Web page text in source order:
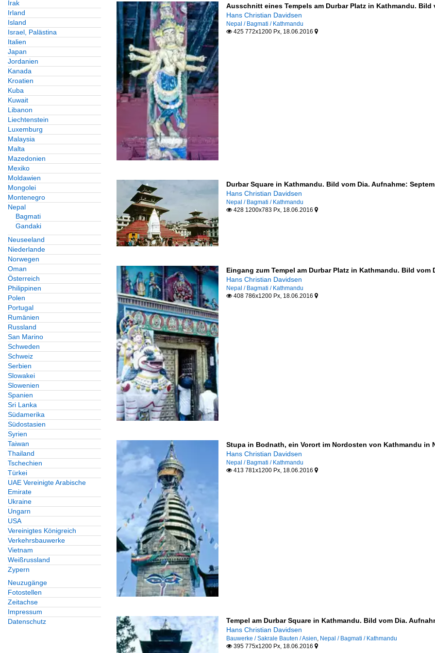
Irak
Irland
Island
Israel, Palästina
Italien
Japan
Jordanien
Kanada
Kroatien
Kuba
Kuwait
Libanon
Liechtenstein
Luxemburg
Malaysia
Malta
Mazedonien
Mexiko
Moldawien
Mongolei
Montenegro
Nepal
Bagmati
Gandaki
Neuseeland
Niederlande
Norwegen
Oman
Österreich
Philippinen
Polen
Portugal
Rumänien
Russland
San Marino
Schweden
Schweiz
Serbien
Slowakei
Slowenien
Spanien
Sri Lanka
Südamerika
Südostasien
Syrien
Taiwan
Thailand
Tschechien
Türkei
UAE Vereinigte Arabische
Emirate
Ukraine
Ungarn
USA
Vereinigtes Königreich
Verkehrsbauwerke
Vietnam
Weißrussland
Zypern
Neuzugänge
Fotostellen
Zeitachse
Impressum
Datenschutz
Ausschnitt eines Tempels am Durbar Platz in Kathmandu. Bild
Hans Christian Davidsen
Nepal / Bagmati / Kathmandu
425 772x1200 Px, 18.06.2016 
Durbar Square in Kathmandu. Bild vom Dia. Aufnahme:
Hans Christian Davidsen
Nepal / Bagmati / Kathmandu
428 1200x783 Px, 18.06.2016 
Eingang zum Tempel am Durbar Platz in Kathmandu. Bild vom
Hans Christian Davidsen
Nepal / Bagmati / Kathmandu
408 786x1200 Px, 18.06.2016 
Stupa in Bodnath, ein Vorort im Nordosten von Kathmandu in
Hans Christian Davidsen
Nepal / Bagmati / Kathmandu
413 781x1200 Px, 18.06.2016 
Tempel am Durbar Square in Kathmandu. Bild vom Dia.
Hans Christian Davidsen
Bauwerke / Sakrale Bauten / Asien, Nepal / Bagmati / Kathmandu
395 775x1200 Px, 18.06.2016 